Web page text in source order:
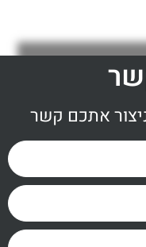
אתכם קשר